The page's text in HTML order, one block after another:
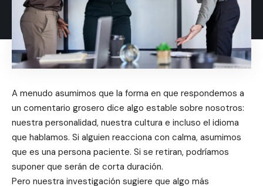
A menudo asumimos que la forma en que respondemos a
un comentario grosero dice algo estable sobre nosotros:
nuestra personalidad, nuestra cultura e incluso el idioma
que hablamos. Si alguien reacciona con calma, asumimos
que es una persona paciente. Si se retiran, podríamos
suponer que serán de corta duración.
Pero nuestra investigación sugiere que algo más